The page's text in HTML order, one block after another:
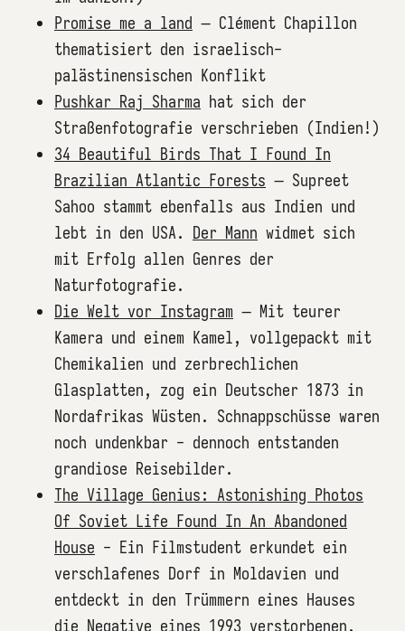
Promise me a land – Clément Chapillon
thematisiert den israelisch-
palästinensischen Konflikt
Pushkar Raj Sharma hat sich der
Straßenfotografie verschrieben (Indien!)
34 Beautiful Birds That I Found In
Brazilian Atlantic Forests – Supreet
Sahoo stammt ebenfalls aus Indien und
lebt in den USA. Der Mann widmet sich
mit Erfolg allen Genres der
Naturfotografie.
Die Welt vor Instagram – Mit teurer
Kamera und einem Kamel, vollgepackt mit
Chemikalien und zerbrechlichen
Glasplatten, zog ein Deutscher 1873 in
Nordafrikas Wüsten. Schnappschüsse waren
noch undenkbar - dennoch entstanden
grandiose Reisebilder.
The Village Genius: Astonishing Photos
Of Soviet Life Found In An Abandoned
House - Ein Filmstudent erkundet ein
verschlafenes Dorf in Moldavien und
entdeckt in den Trümmern eines Hauses
die Negative eines 1993 verstorbenen,